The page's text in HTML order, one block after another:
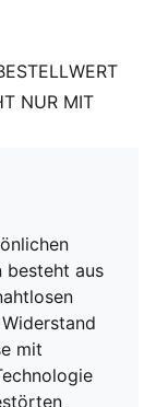
NUR MIT
besteht aus
mit